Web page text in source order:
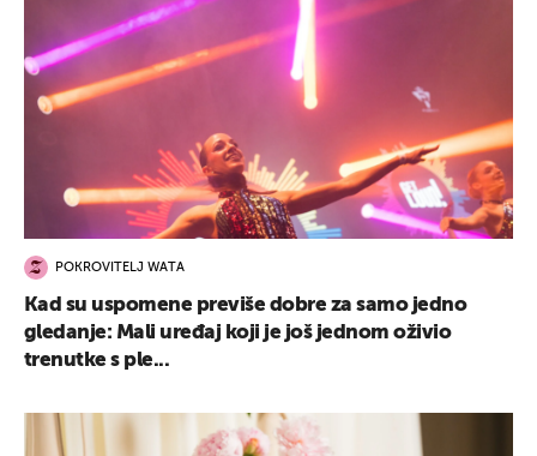
POKROVITELJ WATA
Kad su uspomene previše dobre za samo jedno
gledanje: Mali uređaj koji je još jednom oživio
trenutke s ple...